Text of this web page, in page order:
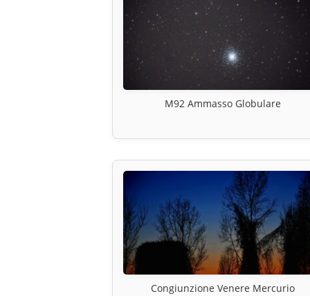
M92 Ammasso Globulare
Congiunzione Venere Mercurio